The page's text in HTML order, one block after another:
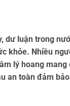
dư luận trong
khỏe. Nhiều
lý hoang
an toàn đảm